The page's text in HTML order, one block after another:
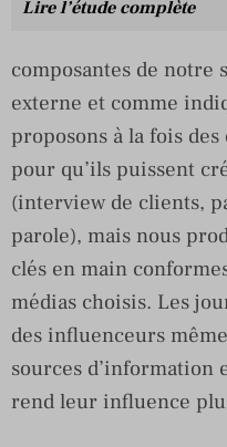
Lire l’étude complète
composantes de
externe et comme
proposons à la fois
pour qu’ils puissent
(interview de clients,
parole), mais nous
clés en main
médias choisis. Les
des influenceurs
sources d’information
rend leur influence